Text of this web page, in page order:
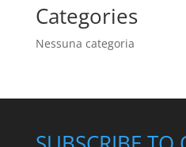
Categories
Nessuna categoria